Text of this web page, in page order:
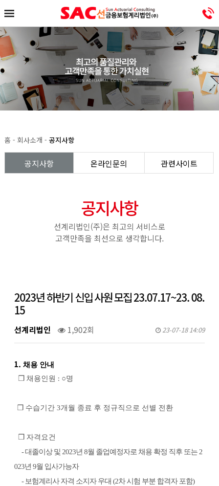
홈 - 회사소개 - 공지사항
공지사항 온라인문의 관련사이트
공지사항
선계리법인(주)은 최고의 서비스로
고객만족을 최선으로 생각합니다.
2023년 하반기 신입 사원 모집 23.07.17~23. 08.
15
선계리법인 1,902회 23-07-18 14:09
1. 채용 안내
❒ 채용인원 : ○명
❒ 수습기간 3개월 종료 후 정규직으로 선별 전환
❒ 자격요건
-대졸이상 및 2023년 8월 졸업예정자로 채용 확정 직후 또는2
023년 9월 입사가능자
-보험계리사자격 소지자 우대 (2차 시험 부분 합격자 포함)